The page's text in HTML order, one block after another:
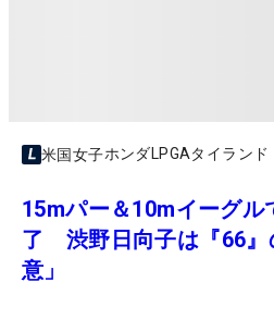
米国女子ホンダLPGAタイランド
15mパー＆10mイーグル
了 渋野日向子は『66』
意」